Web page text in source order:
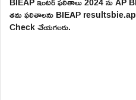
తమ ఫలితాలను BIEAP
Check చేయగలరు.